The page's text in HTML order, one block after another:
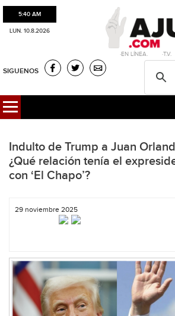
5:40 AM
LUN. 10.8.2026
·EN LÍNEA.
SIGUENOS
Indulto de Trump a Juan
¿Qué relación tenía el
con ‘El Chapo’?
29 noviembre 2025